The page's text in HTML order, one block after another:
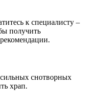
к специалисту –
получить
сильных снотворных
храп.